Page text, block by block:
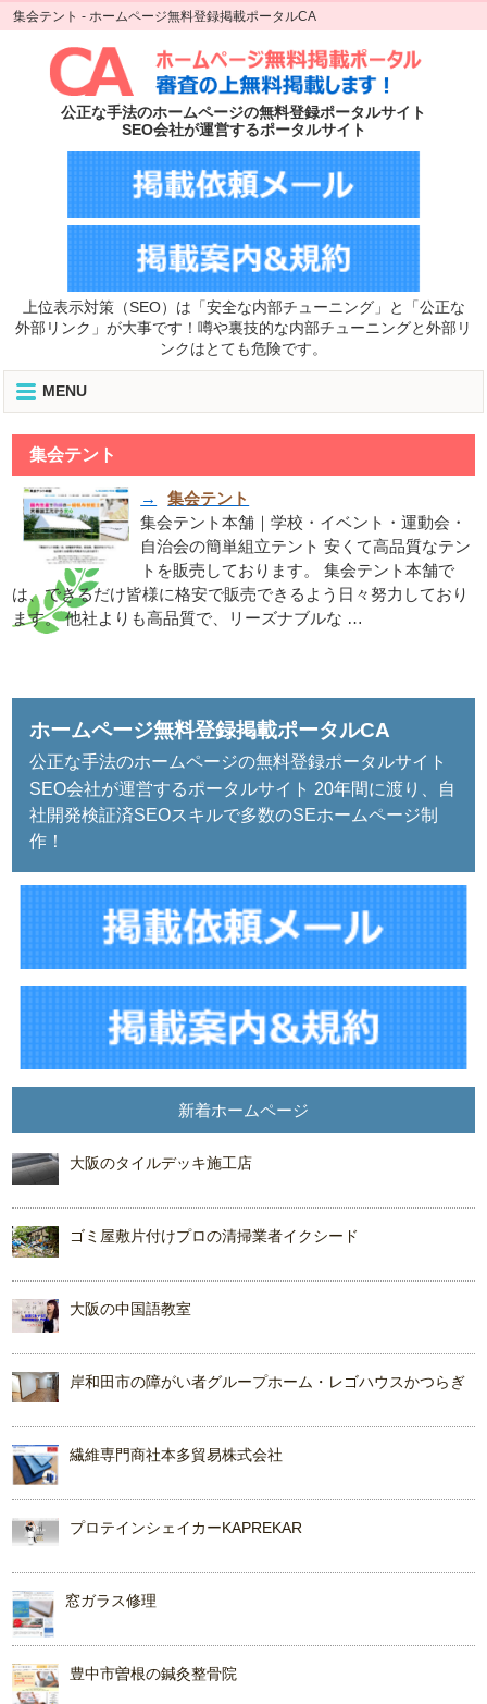
集会テント - ホームページ無料登録掲載ポータルCA
公正な手法のホームページの無料登録ポータルサイト
SEO会社が運営するポータルサイト
上位表示対策（SEO）は「安全な内部チューニング」と「公正な
外部リンク」が大事です！噂や裏技的な内部チューニングと外部リ
ンクはとても危険です。
MENU
集会テント
→
集会テント
集会テント本舗｜学校・イベント・運動会・
自治会の簡単組立テント 安くて高品質なテン
トを販売しております。 集会テント本舗で
は、できるだけ皆様に格安で販売できるよう日々努力しており
ます。 他社よりも高品質で、リーズナブルな …
ホームページ無料登録掲載ポータルCA
公正な手法のホームページの無料登録ポータルサイト
SEO会社が運営するポータルサイト 20年間に渡り、自
社開発検証済SEOスキルで多数のSEホームページ制
作！
新着ホームページ
大阪のタイルデッキ施工店
ゴミ屋敷片付けプロの清掃業者イクシード
大阪の中国語教室
岸和田市の障がい者グループホーム・レゴハウスかつらぎ
繊維専門商社本多貿易株式会社
プロテインシェイカーKAPREKAR
窓ガラス修理
豊中市曽根の鍼灸整骨院